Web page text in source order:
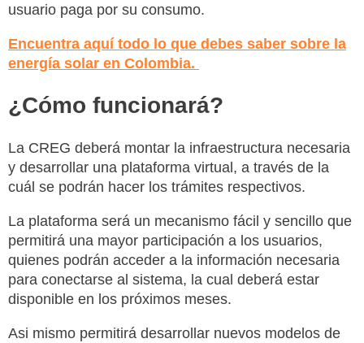
usuario paga por su consumo.
Encuentra aquí todo lo que debes saber sobre la
energía solar en Colombia.
¿Cómo funcionará?
La CREG deberá montar la infraestructura necesaria
y desarrollar una plataforma virtual, a través de la
cuál se podrán hacer los trámites respectivos.
La plataforma será un mecanismo fácil y sencillo que
permitirá una mayor participación a los usuarios,
quienes podrán acceder a la información necesaria
para conectarse al sistema, la cual deberá estar
disponible en los próximos meses.
Asi mismo permitirá desarrollar nuevos modelos de